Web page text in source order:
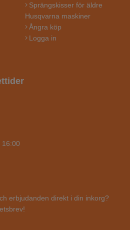
Sprängskisser för äldre
Husqvarna maskiner
Ångra köp
Logga in
16:00
erbjudanden direkt i din inkorg?